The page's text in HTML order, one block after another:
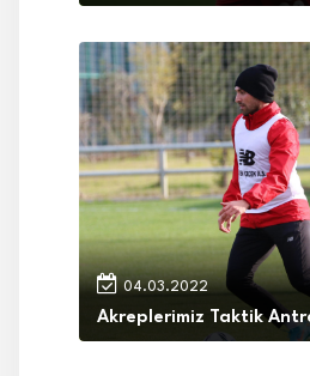
04.03.2022
Akreplerimiz Taktik